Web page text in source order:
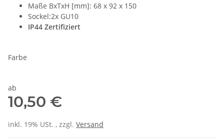
Maße BxTxH [mm]: 68 x 92 x 150
Sockel:2x GU10
IP44 Zertifiziert
Farbe
ab
10,50 €
inkl. 19% USt. , zzgl. Versand